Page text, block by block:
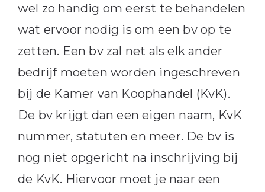
wel zo handig om eerst te behandelen
wat ervoor nodig is om een bv op te
zetten. Een bv zal net als elk ander
bedrijf moeten worden ingeschreven
bij de Kamer van Koophandel (KvK).
De bv krijgt dan een eigen naam, KvK
nummer, statuten en meer. De bv is
nog niet opgericht na inschrijving bij
de KvK. Hiervoor moet je naar een